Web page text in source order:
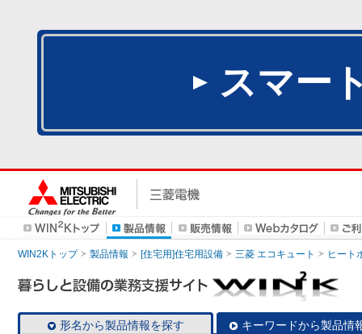
スマー
WIN2Kトップ 製品情報 [住宅用]住宅用設備 三菱 エコキュート ヒート
形名から製品情報を探す キーワードから製品情